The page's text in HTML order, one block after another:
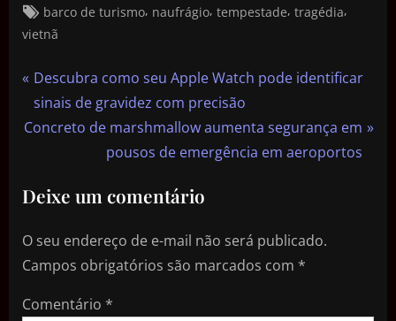
barco de turismo, naufrágio,tempestade,tragédia,
vietnã
Descubra como seu Apple Watch pode identificar
sinais de gravidez com precisão
Concreto de marshmallow aumenta segurança em
pousos de emergência em aeroportos
Deixe um comentário
O seu endereço de e-mail não será publicado.
Campos obrigatórios são marcados com *
Comentário *